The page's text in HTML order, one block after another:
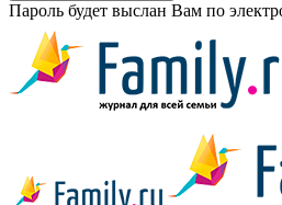
Пароль будет выслан Вам по